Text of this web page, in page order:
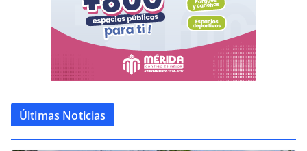
Últimas Noticias